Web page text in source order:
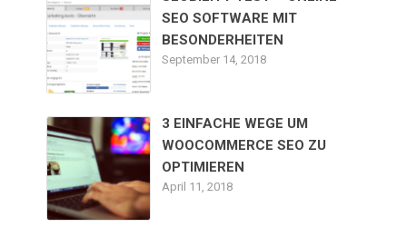
SEO SOFTWARE MIT
BESONDERHEITEN
September 14, 2018
3 EINFACHE WEGE UM
WOOCOMMERCE SEO ZU
OPTIMIEREN
April 11, 2018